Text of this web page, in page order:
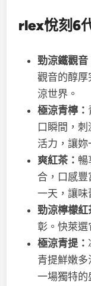
rlex悅刻6
勁涼鐵觀音
觀音的醇
涼世界。
極涼青檸：
口瞬間，
活力，讓
爽紅茶： 暢
合，口感
一天，讓味
勁涼檸檬紅
彰。快萊選
極涼青提：
青提鮮嫩
一場獨特的